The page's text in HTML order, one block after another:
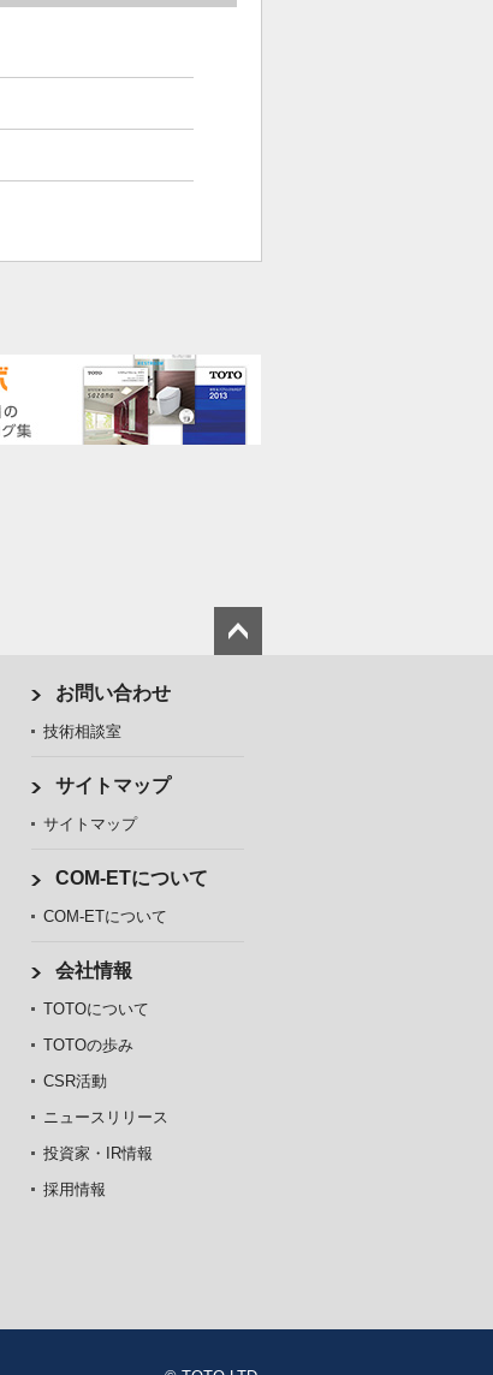
お問い合わせ
技術相談室
サイトマップ
サイトマップ
COM-ETについて
COM-ETについて
会社情報
TOTOについて
TOTOの歩み
CSR活動
ニュースリリース
投資家・IR情報
採用情報